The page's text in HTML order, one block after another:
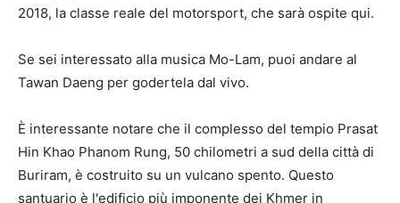
2018, la classe reale del motorsport, che sarà ospite qui.
Se sei interessato alla musica Mo-Lam, puoi andare al
Tawan Daeng per godertela dal vivo.
È interessante notare che il complesso del tempio Prasat
Hin Khao Phanom Rung, 50 chilometri a sud della città di
Buriram, è costruito su un vulcano spento. Questo
santuario è l'edificio più imponente dei Khmer in